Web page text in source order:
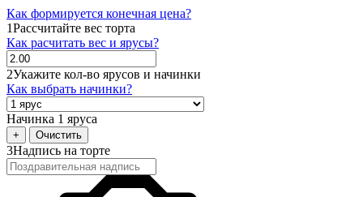
Как формируется конечная цена?
1Рассчитайте вес торта
Как расчитать вес и ярусы?
2Укажите кол-во ярусов и начинки
Как выбрать начинки?
Начинка 1 яруса
+ Очистить
3Надпись на торте